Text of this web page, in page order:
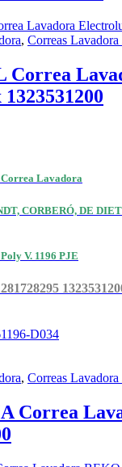
, Correas Lavadora
Correa
Correa Lavadora
CORBERÓ, DE
V. 1196 PJE
D034
, Correas Lavadora
Correa